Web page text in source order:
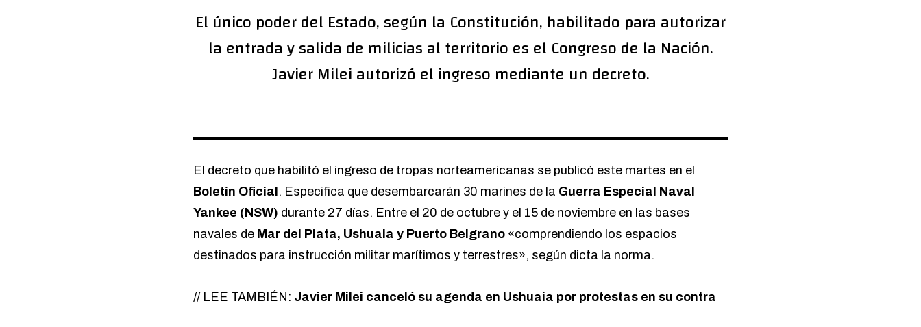
El único poder del Estado, según la Constitución, habilitado para autorizar
la entrada y salida de milicias al territorio es el Congreso de la Nación.
Javier Milei autorizó el ingreso mediante un decreto.
El decreto que habilitó el ingreso de tropas norteamericanas se publicó este martes en el
Boletín Oficial. Especifica que desembarcarán 30 marines de la Guerra Especial Naval
Yankee (NSW) durante 27 días. Entre el 20 de octubre y el 15 de noviembre en las bases
navales de Mar del Plata, Ushuaia y Puerto Belgrano «comprendiendo los espacios
destinados para instrucción militar marítimos y terrestres», según dicta la norma.
// LEE TAMBIÉN: Javier Milei canceló su agenda en Ushuaia por protestas en su contra